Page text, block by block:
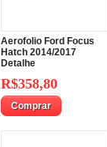
Aerofolio Ford Focus
Hatch 2014/2017
Detalhe
R$358,80
Comprar